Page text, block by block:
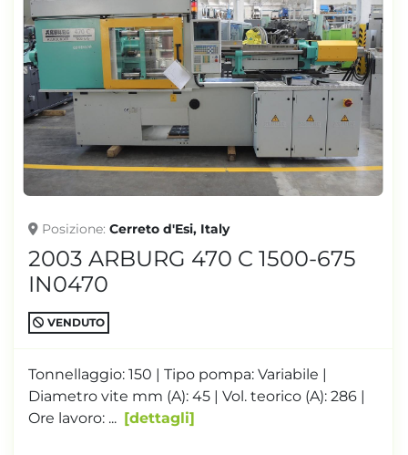
Posizione Cerreto d'Esi, Italy
2003 ARBURG 470 C 1500-675
IN0470
VENDUTO
Tonnellaggio: 150 | Tipo pompa: Variabile |
Diametro vite mm (A): 45 | Vol. teorico (A): 286 |
Ore lavoro: ...
dettagli